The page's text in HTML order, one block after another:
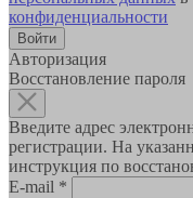
конфиденциальности
Авторизация
Восстановление пароля
Введите адрес
регистрации. На
инструкция по
E-mail *